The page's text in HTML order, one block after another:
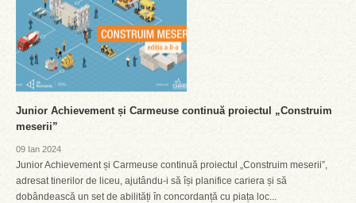
Junior Achievement și Carmeuse continuă proiectul „Construim
meserii”
09 Ian 2024
Junior Achievement și Carmeuse continuă proiectul „Construim meserii”,
adresat tinerilor de liceu, ajutându-i să își planifice cariera și să
dobândească un set de abilități în concordanță cu piața loc...